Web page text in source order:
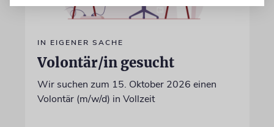
IN EIGENER SACHE
Volontär/in gesucht
Wir suchen zum 15. Oktober 2026 einen
Volontär (m/w/d) in Vollzeit